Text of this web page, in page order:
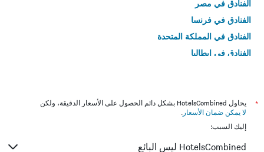
الفنادق في مصر
الفنادق في فرنسا
الفنادق في المملكة المتحدة
الفنادق في إيطاليا
*
يحاول HotelsCombined بشكل دائم الحصول على الأسعار الدقيقة، ولكن
لا يمكن ضمان الأسعار .
إليك السبب:
HotelsCombined ليس البائع